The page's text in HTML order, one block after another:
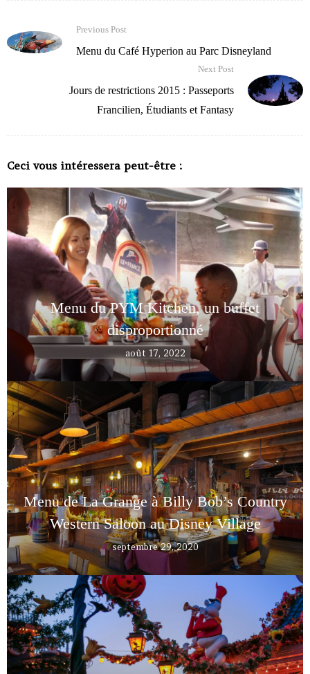
Previous Post
Menu du Café Hyperion au Parc Disneyland
Next Post
Jours de restrictions 2015 : Passeports
Francilien, Étudiants et Fantasy
Ceci vous intéressera peut-être :
Menu du PYM Kitchen, un buffet
disproportionné
août 17, 2022
Menu de La Grange à Billy Bob’s Country
Western Saloon au Disney Village
septembre 29, 2020